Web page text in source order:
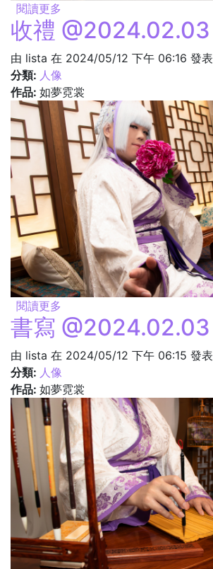
閱讀更多
收禮 @2024.02.03
由 lista 在 2024/05/12 下午 06:16 發表
分類: 人像
作品: 如夢霓裳
閱讀更多
書寫 @2024.02.03
由 lista 在 2024/05/12 下午 06:15 發表
分類: 人像
作品: 如夢霓裳